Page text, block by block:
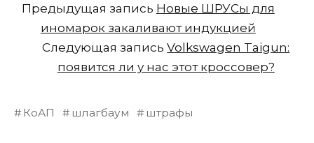
Предыдущая запись Новые ШРУСы для
иномарок закаливают индукцией
Следующая записьVolkswagen Taigun:
появится ли у нас этот кроссовер?
КоАП шлагбаум штрафы